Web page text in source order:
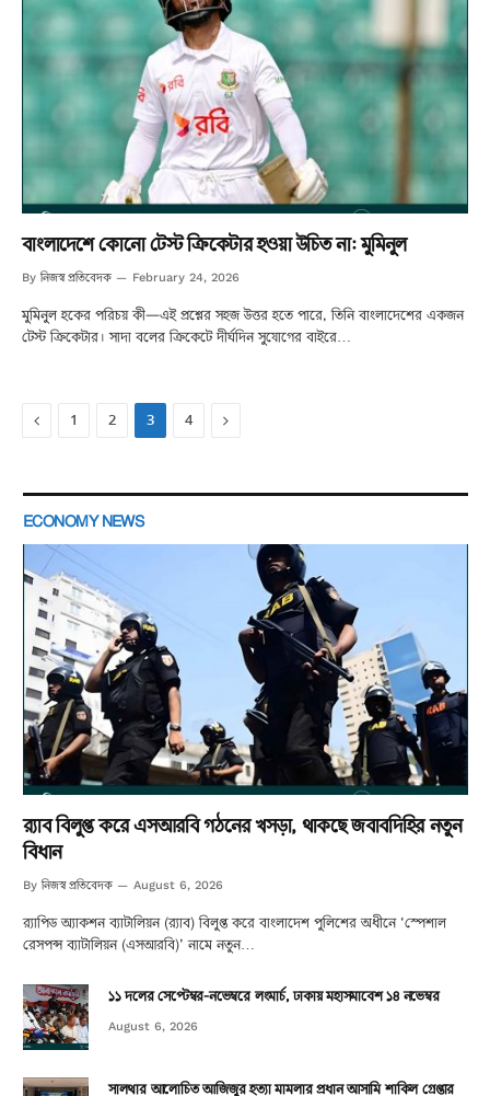
বাংলাদেশে কোনো টেস্ট ক্রিকেটার হওয়া উচিত না: মুমিনুল
By নিজস্ব প্রতিবেদক February 24, 2026
মুমিনুল হকের পরিচয় কী—এই প্রশ্নের সহজ উত্তর হতে পারে, তিনি বাংলাদেশের একজন
টেস্ট ক্রিকেটার। সাদা বলের ক্রিকেটে দীর্ঘদিন সুযোগের বাইরে…
Previous
1 2 3 4 Next
ECONOMY NEWS
র‌্যাব বিলুপ্ত করে এসআরবি গঠনের খসড়া, থাকছে জবাবদিহির নতুন
বিধান
By নিজস্ব প্রতিবেদক August 6, 2026
র‌্যাপিড অ্যাকশন ব্যাটালিয়ন (র‌্যাব) বিলুপ্ত করে বাংলাদেশ পুলিশের অধীনে ‘স্পেশাল
রেসপন্স ব্যাটালিয়ন (এসআরবি)’ নামে নতুন…
১১ দলের সেপ্টেম্বর-নভেম্বরে লংমার্চ, ঢাকায় মহাসমাবেশ ১৪ নভেম্বর
August 6, 2026
সালথার আলোচিত আজিজুর হত্যা মামলার প্রধান আসামি শাকিল গ্রেপ্তার